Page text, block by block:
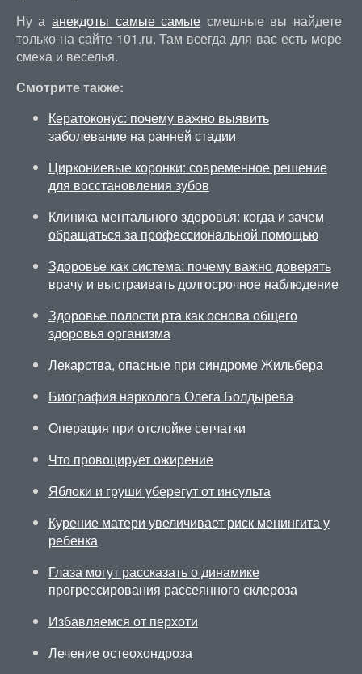
Ну аанекдоты самые самые смешные вы найдете
только на сайте 101.ru. Там всегда для вас есть море
смеха и веселья.
Смотрите также:
Кератоконус: почему важно выявить
заболевание на ранней стадии
Циркониевые коронки: современное решение
для восстановления зубов
Клиника ментального здоровья: когда и зачем
обращаться за профессиональной помощью
Здоровье как система: почему важно доверять
врачу и выстраивать долгосрочное наблюдение
Здоровье полости рта как основа общего
здоровья организма
Лекарства, опасные при синдроме Жильбера
Биография нарколога Олега Болдырева
Операция при отслойке сетчатки
Что провоцирует ожирение
Яблоки и груши уберегут от инсульта
Курение матери увеличивает риск менингита у
ребенка
Глаза могут рассказать о динамике
прогрессирования рассеянного склероза
Избавляемся от перхоти
Лечение остеохондроза